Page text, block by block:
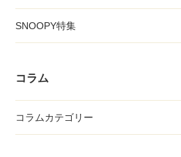
SNOOPY特集
コラム
コラムカテゴリー